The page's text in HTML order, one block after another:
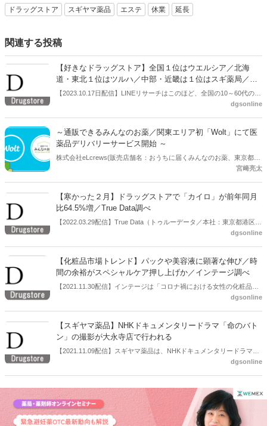
ドラッグストア スギヤマ薬品 エステ 休業 延長
関連する投稿
【好きなドラッグストア】全国１位はウエルシア／北海
道・東北１位はツルハ／中部・近畿は１位はスギ薬局／九
州・沖縄1位はコスモス薬品／LINEリサーチ
【2023.10.17日配信】LINEリサーチはこのほど、全国の10～60代の男
女を対象に「ドラッグストア」に関する調査を実施した。一番好きな
ヨシ」、３位「スギ薬局」だった。
dgsonline
～通販できるみんなのお薬／関東エリア初「Wolt」にて医
薬品デリバリーサービス開始 ～
株式会社eLcrews(販売店舗名：おうちに届くみんなのお薬、東京都杉
並区、代表取締役社長：牧野孝哉)は、9月1日(木)より東京都杉並区エ
ス「Wolt(ウォルト)」にて関東エリア初となるOTC医薬品、日用品、
化粧品等約1500種類のデリバリーを開始します。 《買い物困難者の手
助けに》 高齢化に伴い日常の買い物に困難をきたす買い物困難者の増
加が社会問題化しており、それらを解決すべく、今後需要が拡大する
「即時配達」にて、地域の方への買い物不便を解消し豊かな生活のサ
ポート・セルフメディケーションの推進をサポートしてまいります。
宮﨑亮太
【寒かった２月】ドラッグストアで「カイロ」が前年同月
比64.5%増／True Data調べ
【2022.03.29配信】True Data（トゥルーデータ／本社：東京都港区、
代表取締役社長：米倉裕之氏）は、同社の統計データをもとにドラッ
２月は前年同月と比べ、「使い捨てカイロ」など、体が温まる商材の
売り上げが伸長したという。
dgsonline
【化粧品市場トレンド】パックや美容液に顕著な伸び／時
間の余裕がスペシャルケア押し上げか／インテージ調べ
【2021.11.30配信】インテージは「コロナ禍における女性の化粧品購
買行動の変化」のレポートをまとめた。それによると、1～7月の化粧
復の兆しがある。また、プラス材料も見受けられた。若年や中年層で
は、パックや美容液に顕著な伸びがみられた。コロナ禍による時間的
な余裕がスペシャルケアニーズを押し上げた可能性がある。
dgsonline
【スギヤマ薬品】NHKドキュメンタリードラマ「命のバト
ン」の撮影が大永寺店で行われる
【2021.11.09配信】スギヤマ薬品は、NHKドキュメンタリードラマ
「命のバトン」の撮影が大永寺店で行われたことをHPで告知した。ド
dgsonline